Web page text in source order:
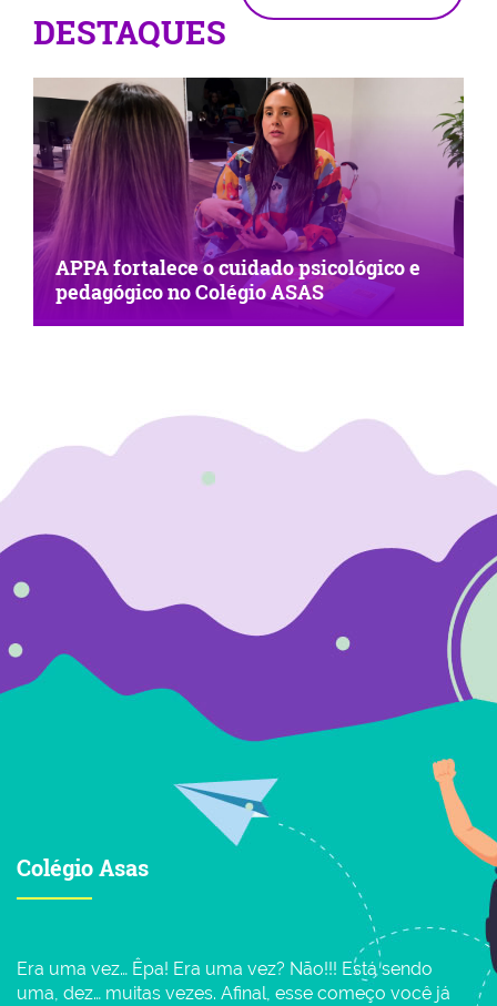
DESTAQUES
APPA fortalece o cuidado psicológico e
pedagógico no Colégio ASAS
Colégio Asas
Era uma vez… Êpa! Era uma vez? Não!!! Está sendo
uma, dez… muitas vezes. Afinal, esse começo você já